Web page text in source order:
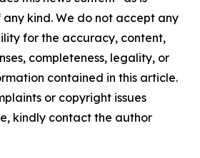
kind. We do not accept any
for the accuracy, content,
completeness, legality, or
contained in this article.
or copyright issues
kindly contact the author